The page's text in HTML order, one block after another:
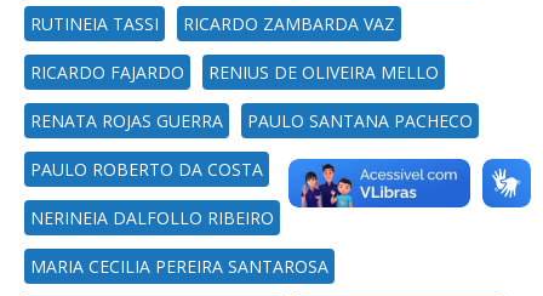
RUTINEIA TASSI RICARDO ZAMBARDA VAZ
RICARDO FAJARDO RENIUS DE OLIVEIRA MELLO
RENATA ROJAS GUERRA PAULO SANTANA PACHECO
PAULO ROBERTO DA COSTA
NERINEIA DALFOLLO RIBEIRO
MARIA CECILIA PEREIRA SANTAROSA